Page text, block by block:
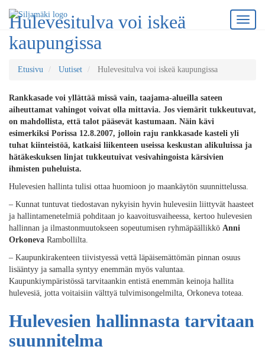
Hulevesitulva voi iskeä
kaupungissa
Etusivu Uutiset Hulevesitulva voi iskeä kaupungissa
Rankkasade voi yllättää missä vain, taajama-alueilla sateen
aiheuttamat vahingot voivat olla mittavia. Jos viemärit tukkeutuvat,
on mahdollista, että talot pääsevät kastumaan. Näin kävi
esimerkiksi Porissa 12.8.2007, jolloin raju rankkasade kasteli yli
tuhat kiinteistöä, katkaisi liikenteen useissa keskustan alikuluissa ja
hätäkeskuksen linjat tukkeutuivat vesivahingoista kärsivien
ihmisten puheluista.
Hulevesien hallinta tulisi ottaa huomioon jo maankäytön suunnittelussa.
– Kunnat tuntuvat tiedostavan nykyisin hyvin hulevesiin liittyvät haasteet
ja hallintamenetelmiä pohditaan jo kaavoitusvaiheessa, kertoo hulevesien
hallinnan ja ilmastonmuutokseen sopeutumisen ryhmäpäällikkö Anni
Orkoneva Rambollilta.
– Kaupunkirakenteen tiivistyessä vettä läpäisemättömän pinnan osuus
lisääntyy ja samalla syntyy enemmän myös valuntaa.
Kaupunkiympäristössä tarvitaankin entistä enemmän keinoja hallita
hulevesiä, jotta voitaisiin välttyä tulvimisongelmilta, Orkoneva toteaa.
Hulevesien hallinnasta tarvitaan
suunnitelma